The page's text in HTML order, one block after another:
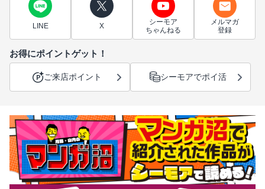
LINE X
シーモア
ちゃんねる
メルマガ
登録
お得にポイントゲット！
ご来店ポイント シーモアでポイ活